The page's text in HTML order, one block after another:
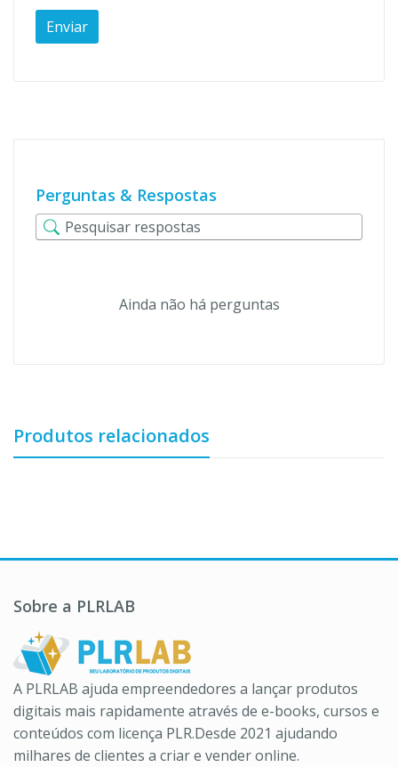
Perguntas & Respostas
Ainda não há perguntas
Produtos relacionados
Sobre a PLRLAB
A PLRLAB ajuda empreendedores a lançar produtos
digitais mais rapidamente através de e-books, cursos e
conteúdos com licença PLR.Desde 2021 ajudando
milhares de clientes a criar e vender online.